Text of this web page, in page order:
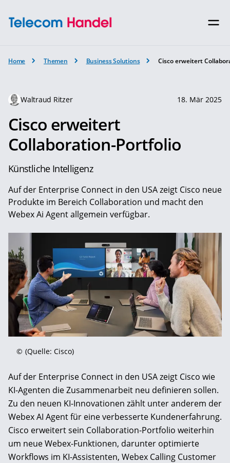
Home Themen Business Solutions Cisco erweitert
Waltraud Ritzer 18. Mär 2025
Cisco erweitert
Collaboration-Portfolio
Künstliche Intelligenz
Auf der Enterprise Connect in den USA zeigt Cisco neue
Produkte im Bereich Collaboration und macht den
Webex Ai Agent allgemein verfügbar.
© (Quelle: Cisco)
Auf der Enterprise Connect in den USA zeigt Cisco wie
KI-Agenten die Zusammenarbeit neu definieren sollen.
Zu den neuen KI-Innovationen zählt unter anderem der
Webex AI Agent für eine verbesserte Kundenerfahrung.
Cisco erweitert sein Collaboration-Portfolio weiterhin
um neue Webex-Funktionen, darunter optimierte
Workflows im KI-Assistenten, Webex Calling Customer